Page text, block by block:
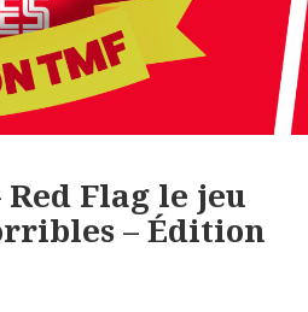
Red Flag le jeu
– Édition